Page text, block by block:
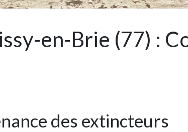
en-Brie (77) :
des extincteurs